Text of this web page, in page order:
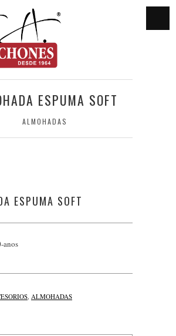
ESPUMA SOFT
ALMOHADAS
ESPUMA SOFT
, ALMOHADAS